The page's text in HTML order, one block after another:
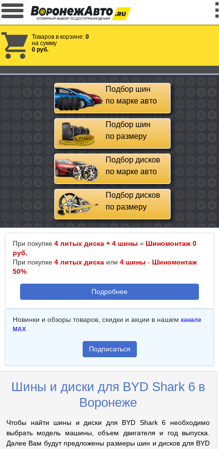
Товаров в корзине: 0
на сумму
0 руб.
Подбор шин
по марке авто
Подбор шин
по размеру
Подбор дисков
по марке авто
Подбор дисков
по размеру
При покупке 4 литых диска + 4 шины = Шиномонтаж 0
руб.
При покупке 4 литых диска или 4 шины - Шиномонтаж
50%
Подробнее
Новинки и обзоры товаров, скидки и акции в нашем канале
MAX
Подписаться
Шины и диски для BYD Shark 6 в
Воронеже
Чтобы найти шины и диски для BYD Shark 6 необходимо
выбрать модель машины, объем двигателя и год выпуска.
Далее Вам будут предложены размеры шин и дисков для BYD